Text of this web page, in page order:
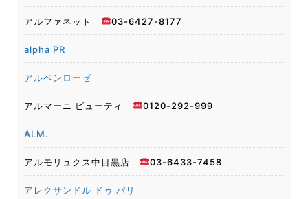
アルファネット 03-6427-8177
alpha PR
アルペンローゼ
アルマーニ ビューティ 0120-292-999
ALM.
アルモリュクス中目黒店 03-6433-7458
アレクサンドル ドゥ パリ